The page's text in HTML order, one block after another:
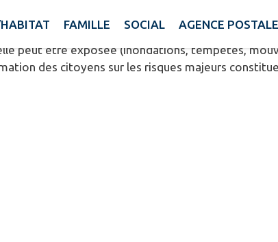
FAMILLE SOCIAL AGENCE
ainsi que sur les mesures de prévention et de
peut être exposée (inondations, tempêtes,
des citoyens sur les risques majeurs